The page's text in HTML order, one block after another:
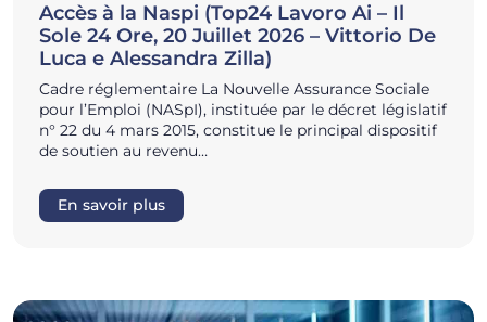
Accès à la Naspi (Top24 Lavoro Ai – Il
Sole 24 Ore, 20 Juillet 2026 – Vittorio De
Luca e Alessandra Zilla)
Cadre réglementaire La Nouvelle Assurance Sociale
pour l’Emploi (NASpI), instituée par le décret législatif
n° 22 du 4 mars 2015, constitue le principal dispositif
de soutien au revenu…
En savoir plus